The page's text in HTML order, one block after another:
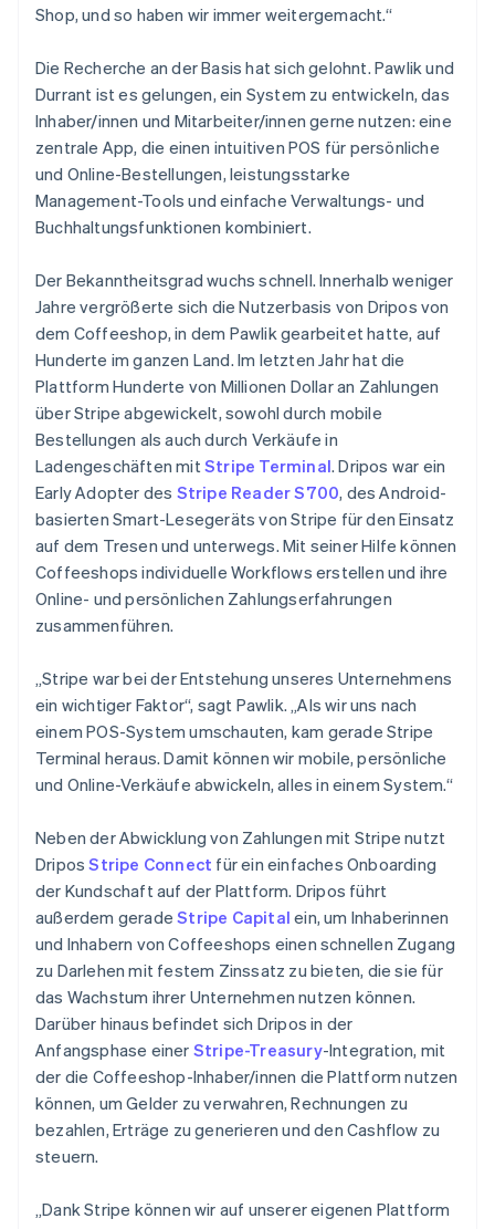
Shop, und so haben wir immer weitergemacht.“
Die Recherche an der Basis hat sich gelohnt. Pawlik und
Durrant ist es gelungen, ein System zu entwickeln, das
Inhaber/innen und Mitarbeiter/innen gerne nutzen: eine
zentrale App, die einen intuitiven POS für persönliche
und Online-Bestellungen, leistungsstarke
Management-Tools und einfache Verwaltungs- und
Buchhaltungsfunktionen kombiniert.
Der Bekanntheitsgrad wuchs schnell. Innerhalb weniger
Jahre vergrößerte sich die Nutzerbasis von Dripos von
dem Coffeeshop, in dem Pawlik gearbeitet hatte, auf
Hunderte im ganzen Land. Im letzten Jahr hat die
Plattform Hunderte von Millionen Dollar an Zahlungen
über Stripe abgewickelt, sowohl durch mobile
Bestellungen als auch durch Verkäufe in
Ladengeschäften mit Stripe Terminal. Dripos war ein
Early Adopter des Stripe Reader S700, des Android-
basierten Smart-Lesegeräts von Stripe für den Einsatz
auf dem Tresen und unterwegs. Mit seiner Hilfe können
Coffeeshops individuelle Workflows erstellen und ihre
Online- und persönlichen Zahlungserfahrungen
zusammenführen.
„Stripe war bei der Entstehung unseres Unternehmens
ein wichtiger Faktor“, sagt Pawlik. „Als wir uns nach
einem POS-System umschauten, kam gerade Stripe
Terminal heraus. Damit können wir mobile, persönliche
und Online-Verkäufe abwickeln, alles in einem System.“
Neben der Abwicklung von Zahlungen mit Stripe nutzt
DriposStripe Connect für ein einfaches Onboarding
der Kundschaft auf der Plattform. Dripos führt
außerdem geradeStripe Capital ein, um Inhaberinnen
und Inhabern von Coffeeshops einen schnellen Zugang
zu Darlehen mit festem Zinssatz zu bieten, die sie für
das Wachstum ihrer Unternehmen nutzen können.
Darüber hinaus befindet sich Dripos in der
Anfangsphase einer Stripe-Treasury-Integration, mit
der die Coffeeshop-Inhaber/innen die Plattform nutzen
können, um Gelder zu verwahren, Rechnungen zu
bezahlen, Erträge zu generieren und den Cashflow zu
steuern.
„Dank Stripe können wir auf unserer eigenen Plattform
Australien
English
Belgien
NederlandsFrançaisDeutschEnglish
Brasilien
Bulgarien
English
Dänemark
English
Deutschland
Deutsch
Estland
English
Festlandchina
简体中文English
Finnland
English Svenska
Frankreich
Français English
Gibraltar
English
English